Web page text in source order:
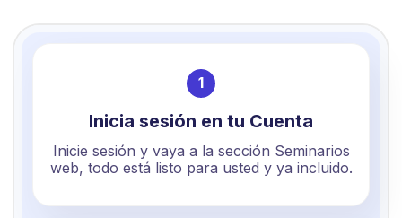
1
Inicia sesión en tu Cuenta
Inicie sesión y vaya a la sección Seminarios
web, todo está listo para usted y ya incluido.